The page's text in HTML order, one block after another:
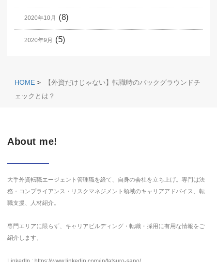
2020年10月 (8)
2020年9月 (5)
HOME >
【外資だけじゃない】転職時のバックグラウンドチ
ェックとは？
About me!
大手外資転職エージェント管理職を経て、自身の会社を立ち上げ。専門は法
務・コンプライアンス・リスクマネジメント領域のキャリアアドバイス、転
職支援、人材紹介。
専門エリアに限らず、キャリアビルディング・転職・採用に有用な情報をご
紹介します。